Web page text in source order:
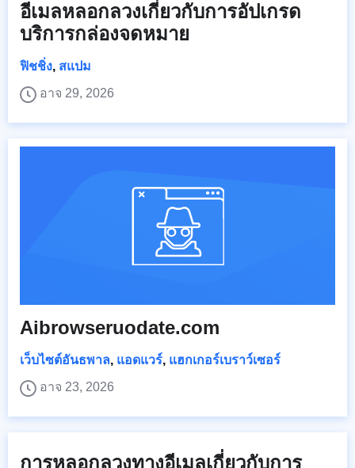
อีเมลหลอกลวงเกี่ยวกับการอัปเกรด
บริการกล่องจดหมาย
ฟิชชิ่ง, สแปม
อาจ 29, 2026
Aibrowseruodate.com
เว็บไซต์อันธพาล, แอดแวร์, แฮกเกอร์เบราว์เซอร์
อาจ 23, 2026
การหลอกลวงทางอีเมลเกี่ยวกับการ